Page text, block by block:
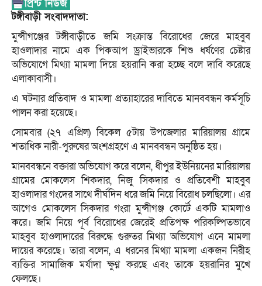
টঙ্গীবাড়ী সংবাদদাতা:
মুন্সীগঞ্জের টঙ্গীবাড়ীতে জমি সংক্রান্ত বিরোধের জেরে মাহবুব
হাওলাদার নামে এক পিকআপ ড্রাইভারকে শিশু ধর্ষণের চেষ্টার
অভিযোগে মিথ্যা মামলা দিয়ে হয়রানি করা হচ্ছে বলে দাবি করেছে
এলাকাবাসী।
এ ঘটনার প্রতিবাদ ও মামলা প্রত্যাহারের দাবিতে মানববন্ধন কর্মসূচি
পালন করা হয়েছে।
সোমবার (২৭ এপ্রিল) বিকেল ৫টায় উপজেলার মারিয়ালয় গ্রামে
শতাধিক নারী-পুরুষের অংশগ্রহণে এ মানববন্ধন অনুষ্ঠিত হয়।
মানববন্ধনে বক্তারা অভিযোগ করে বলেন, ধীপুর ইউনিয়নের মারিয়ালয়
গ্রামের মোকলেস শিকদার, নিজু সিকদার ও প্রতিবেশী মাহবুব
হাওলাদার গংদের সাথে দীর্ঘদিন ধরে জমি নিয়ে বিরোধ চলছিলো। এর
আগেও মোকলেস সিকদার গংরা মুন্সীগঞ্জ কোর্টে একটি মামলাও
করে। জমি নিয়ে পূর্ব বিরোধের জেরেই প্রতিপক্ষ পরিকল্পিতভাবে
মাহবুব হাওলাদারের বিরুদ্ধে গুরুতর মিথ্যা অভিযোগ এনে মামলা
দায়ের করেছে। তারা বলেন, এ ধরনের মিথ্যা মামলা একজন নিরীহ
ব্যক্তির সামাজিক মর্যাদা ক্ষুণ্ন করছে এবং তাকে হয়রানির মুখে
ফেলছে।